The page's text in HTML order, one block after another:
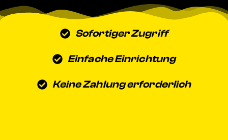
Sofortiger Zugriff
Einfache Einrichtung
Keine Zahlung erforderlich